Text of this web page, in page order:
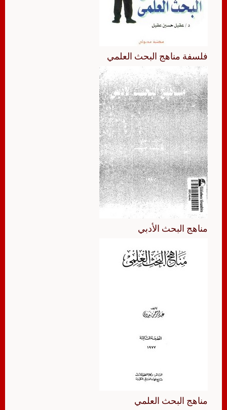
فلسفة مناهج البحث العلمي
مناهج البحث الأدبي
مناهج البحث العلمي